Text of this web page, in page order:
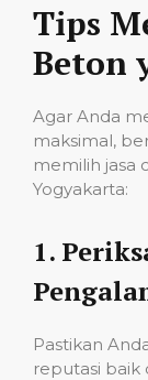
Tips
Beton
Agar Anda
maksimal,
memilih jasa
Yogyakarta:
1.
Pastikan
reputasi baik